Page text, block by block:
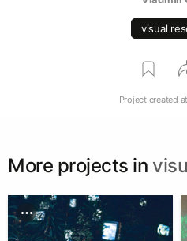
visual
Project created at
More projects in